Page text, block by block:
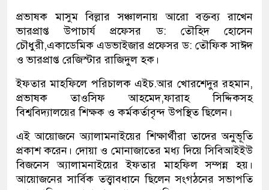
প্রভাষক মাসুম বিল্লার সঞ্চালনায় আরো বক্তব্য রাখেন
ভারপ্রাপ্ত উপাচার্য প্রফেসর ড: তৌহিদ হোসেন
চৌধুরী,একাডেমিক এডভাইজার প্রফেসর ড: তৌফিক সাঈদ
ও ভারপ্রাপ্ত রেজিস্টার রাজিদুল হক।
ইফতার মাহফিলে পরিচালক এইচ.আর খোরশেদুর রহমান,
প্রভাষক তাওসিফ আহমেদ,ফারাহ সিদ্দিকসহ
বিশ্ববিদ্যালয়ের শিক্ষক ও কর্মকর্তাবৃন্দ উপস্থিত ছিলেন।
এই আয়োজনে অ্যালামনাইয়ের শিক্ষার্থীরা তাদের অনুভূতি
প্রকাশ করেন। দোয়া ও মোনাজাতের মধ্য দিয়ে সিবিআইইউ
বিজনেস অ্যালামনাইয়ের ইফতার মাহফিল সম্পন্ন হয়।
আয়োজনের সার্বিক তত্ত্বাবধানে ছিলেন সংগঠনের সভাপতি